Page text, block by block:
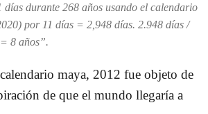
días durante 268 años usando el calendario
por 11 días = 2,948 días. 2.948 días /
8 años”.
calendario maya, 2012 fue objeto de
de que el mundo llegaría a